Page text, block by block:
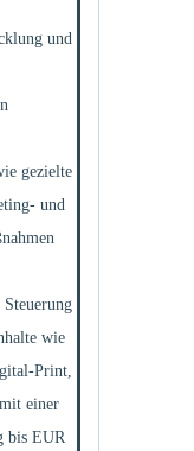
und
gezielte
und
Steuerung
wie
Print,
einer
bis EUR